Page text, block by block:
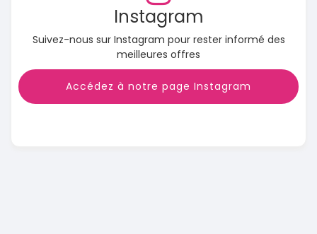
Instagram
Suivez-nous sur Instagram pour rester informé des
meilleures offres
Accédez à notre page Instagram